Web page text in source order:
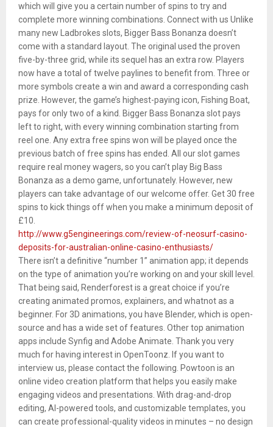
which will give you a certain number of spins to try and
complete more winning combinations. Connect with us Unlike
many new Ladbrokes slots, Bigger Bass Bonanza doesn’t
come with a standard layout. The original used the proven
five-by-three grid, while its sequel has an extra row. Players
now have a total of twelve paylines to benefit from. Three or
more symbols create a win and award a corresponding cash
prize. However, the game’s highest-paying icon, Fishing Boat,
pays for only two of a kind. Bigger Bass Bonanza slot pays
left to right, with every winning combination starting from
reel one. Any extra free spins won will be played once the
previous batch of free spins has ended. All our slot games
require real money wagers, so you can’t play Big Bass
Bonanza as a demo game, unfortunately. However, new
players can take advantage of our welcome offer. Get 30 free
spins to kick things off when you make a minimum deposit of
£10.
http://www.g5engineerings.com/review-of-neosurf-casino-
deposits-for-australian-online-casino-enthusiasts/
There isn’t a definitive “number 1” animation app; it depends
on the type of animation you’re working on and your skill level.
That being said, Renderforest is a great choice if you’re
creating animated promos, explainers, and whatnot as a
beginner. For 3D animations, you have Blender, which is open-
source and has a wide set of features. Other top animation
apps include Synfig and Adobe Animate. Thank you very
much for having interest in OpenToonz. If you want to
interview us, please contact the following. Powtoon is an
online video creation platform that helps you easily make
engaging videos and presentations. With drag-and-drop
editing, AI-powered tools, and customizable templates, you
can create professional-quality videos in minutes – no design